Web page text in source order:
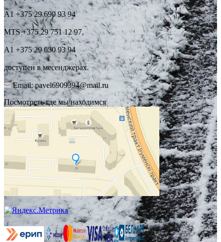
А1 +375 29 690 93 94
MTS +375 29 751 12 97,
А1 +375 29 630 93 94
доступен в месенджерах.
Email: pavel6909394@mail.ru
Посмотреть где мы находимся